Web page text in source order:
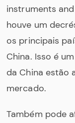
instruments
houve um
os principais
China. Isso é
da China estão
mercado.
Também pode